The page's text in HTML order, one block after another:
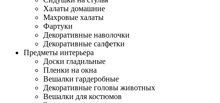
Халаты домашние
Махровые халаты
Фартуки
Декоративные наволочки
Декоративные салфетки
Предметы интерьера
Доски гладильные
Пленки на окна
Вешалки гардеробные
Декоративные головы животных
Вешалки для костюмов